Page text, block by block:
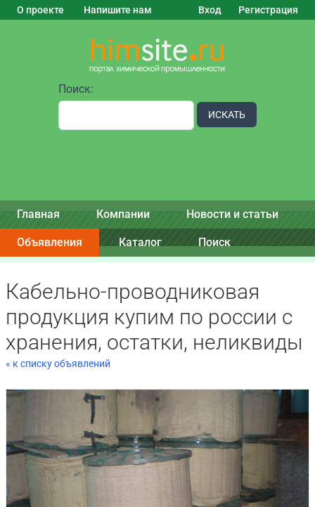
О проекте Напишите нам Вход Регистрация
Поиск:
ИСКАТЬ
Главная Компании Новости и статьи
Объявления Каталог Поиск
Кабельно-проводниковая
продукция купим по россии с
хранения, остатки, неликвиды
« к списку объявлений